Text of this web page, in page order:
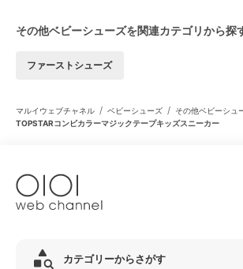
その他ベビーシューズを関連カテゴリから探
ファーストシューズ
マルイウェブチャネル / ベビーシューズ / その他ベビーシュ
TOPSTARコンビカラーマジックテープキッズスニーカー
カテゴリーからさがす